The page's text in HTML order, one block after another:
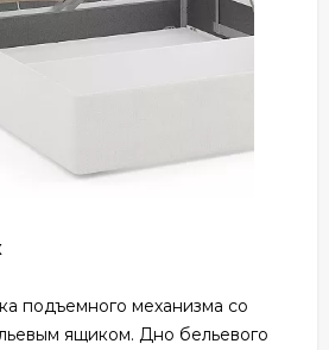
подъемного механизма со
ящиком. Дно бельевого